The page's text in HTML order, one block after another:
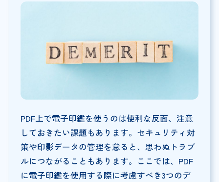
PDF上で電子印鑑を使うのは便利な反面、注意
しておきたい課題もあります。セキュリティ対
策や印影データの管理を怠ると、思わぬトラブ
ルにつながることもあります。ここでは、PDF
に電子印鑑を使用する際に考慮すべき3つのデ